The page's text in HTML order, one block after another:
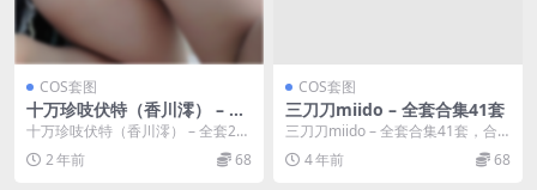
COS套图
十万珍吱伏特（香川澪） – 全
套20期套图&视频
十万珍吱伏特（香川澪） – 全套20
期套图&视频，合集分类：COS套
图、...2 年前 68
COS套图
三刀刀miido – 全套合集41套
三刀刀miido – 全套合集41套，合
集分类：COS套图、合集模特：三
刀刀mi...
4 年前 68